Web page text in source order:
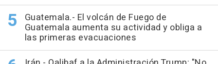
Guatemala.- El volcán de Fuego de
Guatemala aumenta su actividad y obliga a
las primeras evacuaciones